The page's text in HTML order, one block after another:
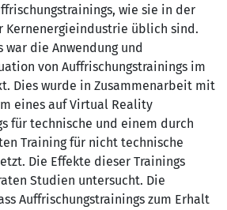
wie sie in der
Kernenergieindustrie üblich sind.
die Anwendung und
von Auffrischungstrainings im
Dies wurde in Zusammenarbeit mit
eines auf Virtual Reality
für technische und einem durch
Training für nicht technische
Die Effekte dieser Trainings
Studien untersucht. Die
Auffrischungstrainings zum Erhalt